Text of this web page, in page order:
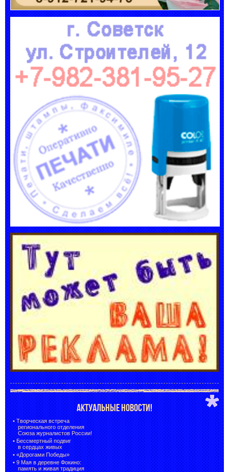
АКТУАЛЬНЫЕ НОВОСТИ!
• Творческая встреча
регионального отделения
Союза журналистов России!
• Бессмертный подвиг
в сердцах живых
• «Дорогами Победы»
• 9 Мая в деревне Фокино:
память и живая традиция